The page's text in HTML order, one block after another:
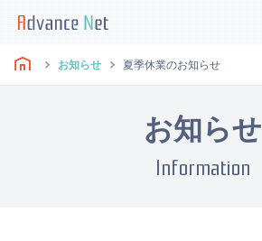
お知らせ 夏季休業のお知らせ
お知らせ
Information